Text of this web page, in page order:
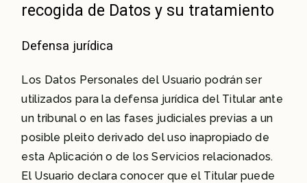
recogida de Datos y su tratamiento
Defensa jurídica
Los Datos Personales del Usuario podrán ser
utilizados para la defensa jurídica del Titular ante
un tribunal o en las fases judiciales previas a un
posible pleito derivado del uso inapropiado de
esta Aplicación o de los Servicios relacionados.
El Usuario declara conocer que el Titular puede